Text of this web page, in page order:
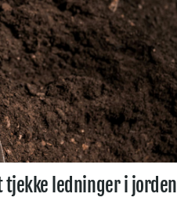
tjekke ledninger i jorden